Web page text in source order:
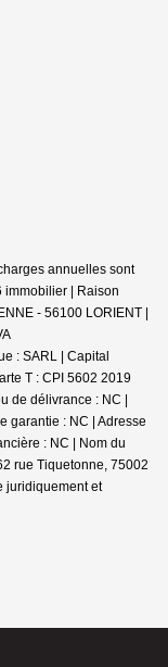
annuelles sont
immobilier | Raison
- 56100 LORIENT |
: SARL | Capital
T : CPI 5602 2019
de délivrance : NC |
garantie : NC | Adresse
: NC | Nom du
rue Tiquetonne, 75002
juridiquement et